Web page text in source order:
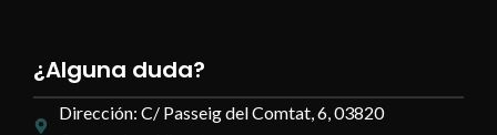
¿Alguna duda?
Dirección: C/ Passeig del Comtat, 6, 03820